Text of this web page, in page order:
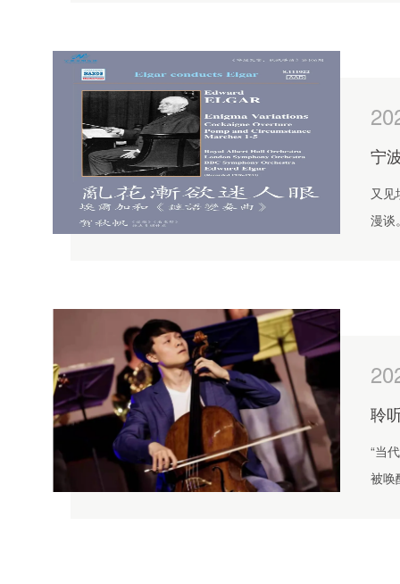
宁
又
漫谈
聆
“当
被唤